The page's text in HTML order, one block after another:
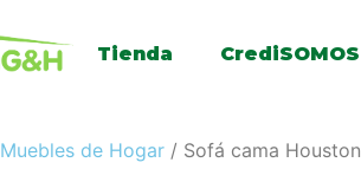
Tienda CrediSOMOS
Muebles de Hogar / Sofá cama Houston